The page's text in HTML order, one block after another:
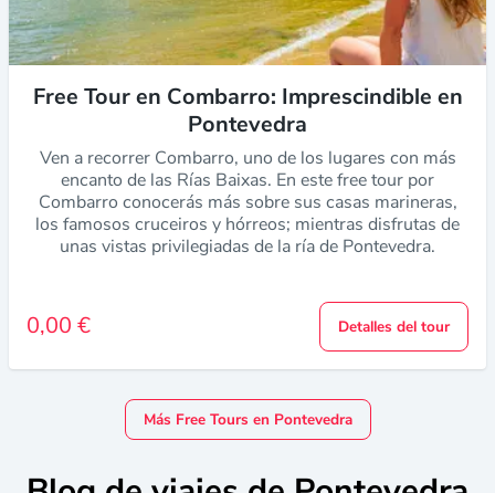
Free Tour en Combarro: Imprescindible en
Pontevedra
Ven a recorrer Combarro, uno de los lugares con más
encanto de las Rías Baixas. En este free tour por
Combarro conocerás más sobre sus casas marineras,
los famosos cruceiros y hórreos; mientras disfrutas de
unas vistas privilegiadas de la ría de Pontevedra.
0,00 € Detalles del tour
Más Free Tours en Pontevedra